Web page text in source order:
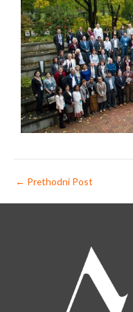
← Prethodni Post